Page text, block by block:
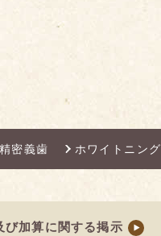
密義歯 ホワイトニング
び加算に関する掲示